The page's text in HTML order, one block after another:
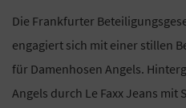
Die Frankfurter
engagiert sich mit einer stillen
für Damenhosen Angels.
Angels durch Le Faxx Jeans mit